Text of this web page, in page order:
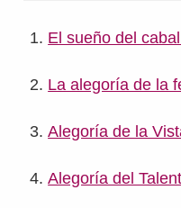
El sueño del
La alegoría de la
Alegoría de la
Alegoría del